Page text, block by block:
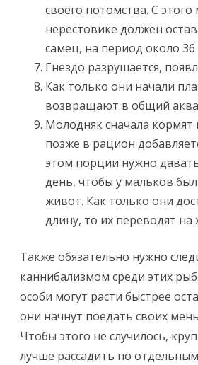
своего потомства. С
нерестовике должен
самец, на период около 36
Гнездо разрушается,
Как только они начали
возвращают в общий
Молодняк сначала кормят
позже в рацион
этом порции нужно
день, чтобы у мальков
живот. Как только они
длину, то их переводят на
Также обязательно нужно
каннибализмом среди этих
особи могут расти быстрее
они начнут поедать своих
Чтобы этого не случилось,
лучше рассадить по